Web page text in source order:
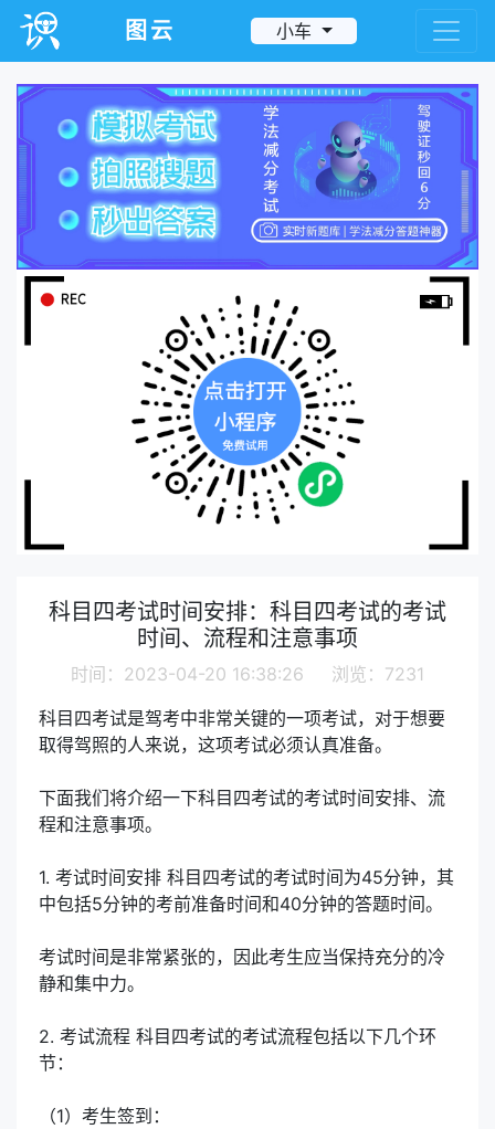
图云 小车
科目四考试时间安排：科目四考试的考试
时间、流程和注意事项
时间：2023-04-20 16:38:26 浏览：7231
科目四考试是驾考中非常关键的一项考试，对于想要
取得驾照的人来说，这项考试必须认真准备。
下面我们将介绍一下科目四考试的考试时间安排、流
程和注意事项。
1. 考试时间安排 科目四考试的考试时间为45分钟，其
中包括5分钟的考前准备时间和40分钟的答题时间。
考试时间是非常紧张的，因此考生应当保持充分的冷
静和集中力。
2. 考试流程 科目四考试的考试流程包括以下几个环
节：
（1）考生签到：